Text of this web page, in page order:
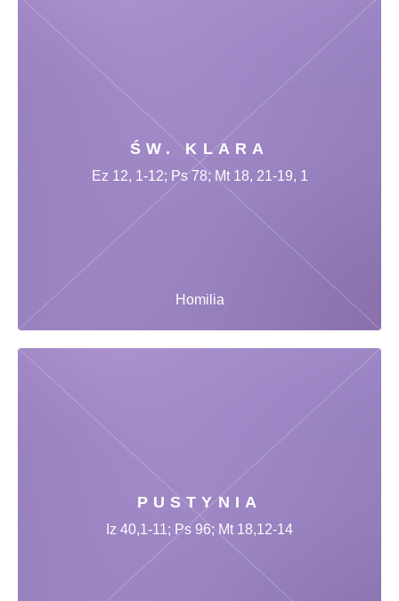
ŚW. KLARA
Homilia
Ez 12, 1-12; Ps 78; Mt 18, 21-19, 1
PUSTYNIA
Iz 40,1-11; Ps 96; Mt 18,12-14